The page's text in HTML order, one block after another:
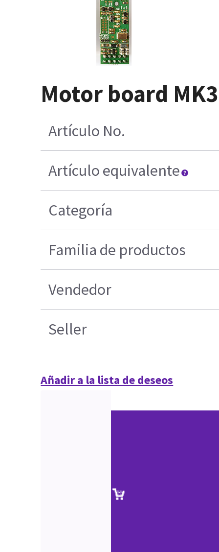
Motor board MK3
Artículo No.
Artículo equivalente
Categoría
Familia de productos
Vendedor
Seller
Añadir a la lista de deseos